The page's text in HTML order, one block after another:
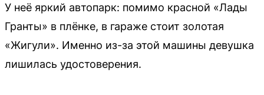
У неё яркий автопарк: помимо красной «Лады
Гранты» в плёнке, в гараже стоит золотая
«Жигули». Именно из-за этой машины девушка
лишилась удостоверения.